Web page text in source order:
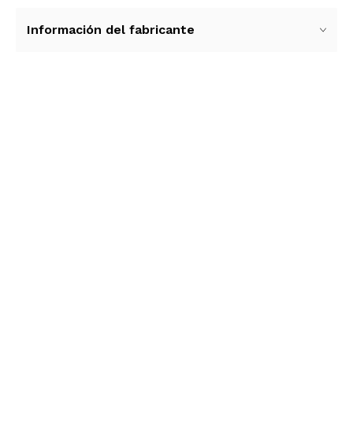
cualquier entusiasta de la cultura de Montana.
Información del fabricante